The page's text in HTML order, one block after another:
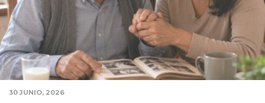
30 JUNIO, 2026